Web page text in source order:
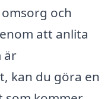
och
att anlita
är
kan du göra en